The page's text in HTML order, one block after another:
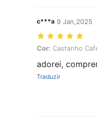
c***a 9 Jan,2025
Cor: Castanho Café,
Cor: Castanho
adorei,
Traduzir